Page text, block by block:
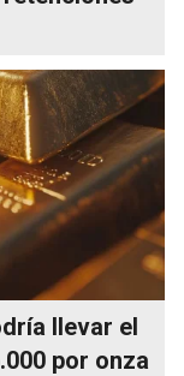
llevar el
por onza